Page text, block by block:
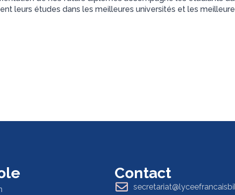
leurs études dans les meilleures universités et les
Contact